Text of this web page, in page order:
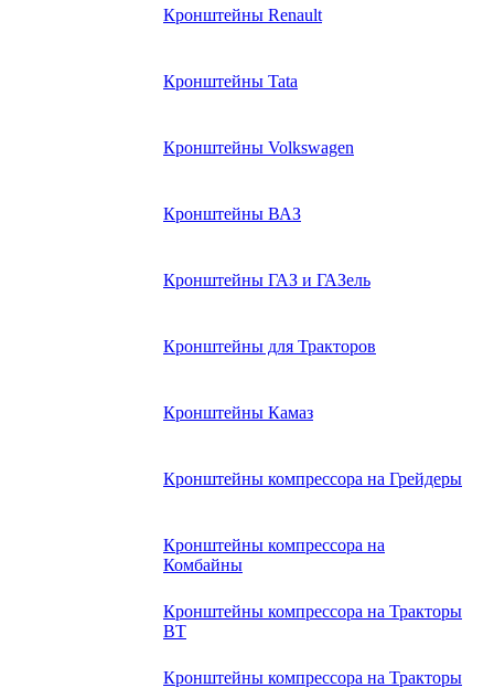
Кронштейны Renault
Кронштейны Tata
Кронштейны Volkswagen
Кронштейны ВАЗ
Кронштейны ГАЗ и ГАЗель
Кронштейны для Тракторов
Кронштейны Камаз
Кронштейны компрессора на Грейдеры
Кронштейны компрессора на
Комбайны
Кронштейны компрессора на Тракторы
ВТ
Кронштейны компрессора на Тракторы